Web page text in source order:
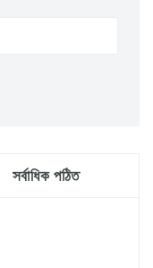
সর্বাধিক পঠিত